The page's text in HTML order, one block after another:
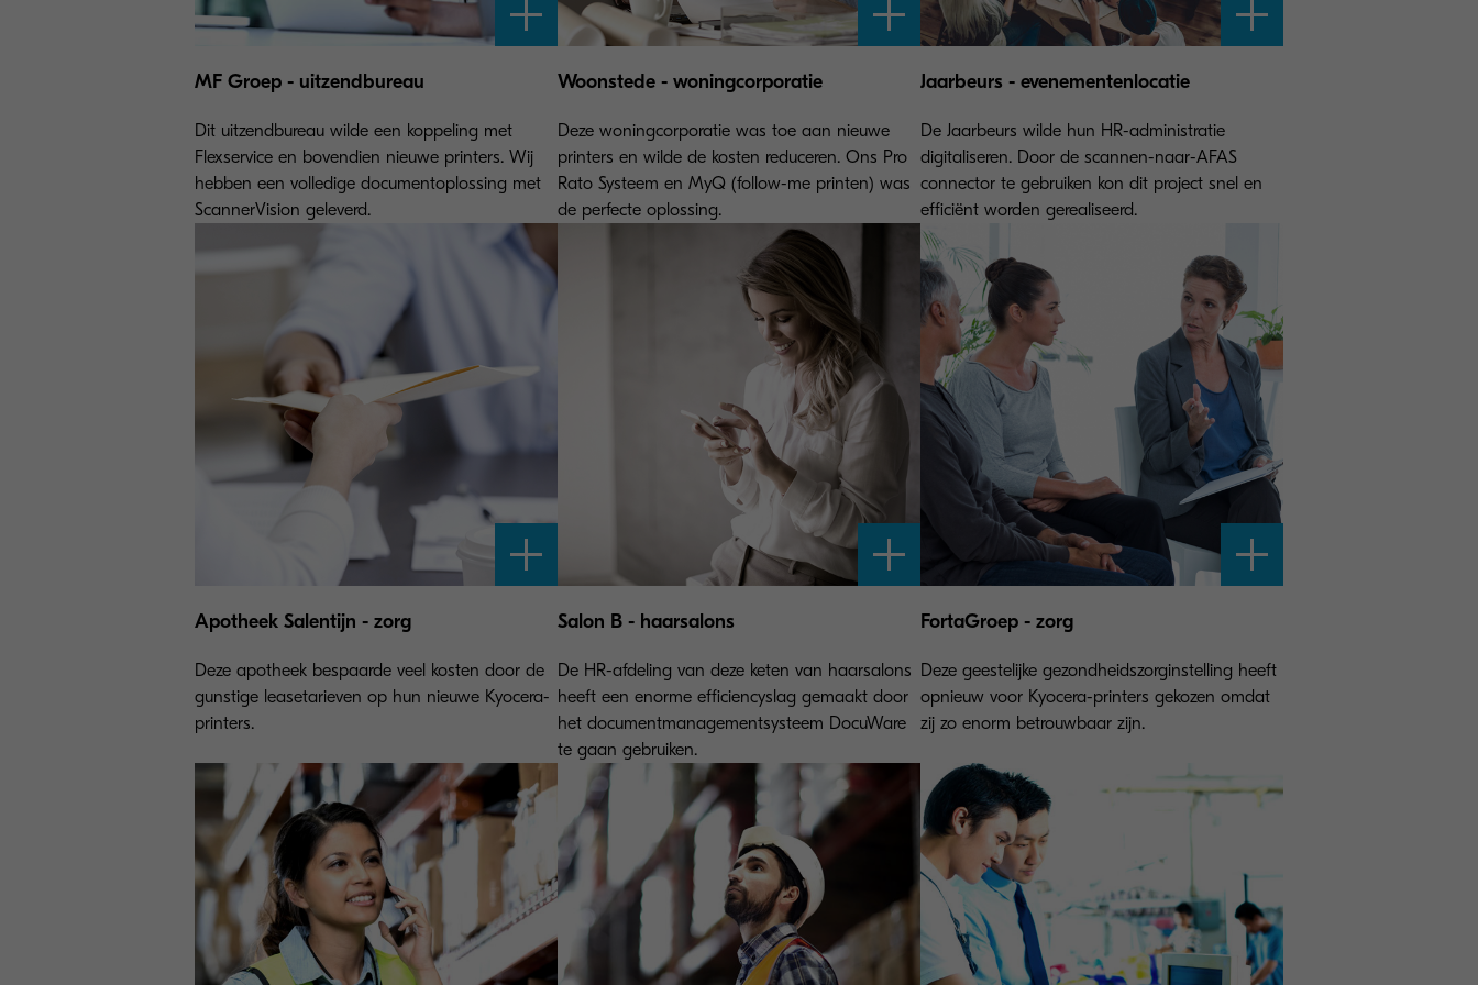
MF Groep - uitzendbureau
Dit uitzendbureau wilde een koppeling met
Flexservice en bovendien nieuwe printers. Wij
hebben een volledige documentoplossing met
ScannerVision geleverd.
Woonstede - woningcorporatie
Deze woningcorporatie was toe aan nieuwe
printers en wilde de kosten reduceren. Ons Pro
Rato Systeem en MyQ (follow-me printen) was
de perfecte oplossing.
Jaarbeurs - evenementenlocatie
De Jaarbeurs wilde hun HR-administratie
digitaliseren. Door de scannen-naar-AFAS
connector te gebruiken kon dit project snel en
efficiënt worden gerealiseerd.
Apotheek Salentijn - zorg
Deze apotheek bespaarde veel kosten door de
gunstige leasetarieven op hun nieuwe Kyocera-
printers.
Salon B - haarsalons
De HR-afdeling van deze keten van haarsalons
heeft een enorme efficiencyslag gemaakt door
het documentmanagementsysteem DocuWare
te gaan gebruiken.
FortaGroep - zorg
Deze geestelijke gezondheidszorginstelling heeft
opnieuw voor Kyocera-printers gekozen omdat
zij zo enorm betrouwbaar zijn.